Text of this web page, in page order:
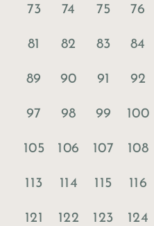
73 74 75 76
81 82 83 84
89 90 91 92
97 98 99 100
105 106 107 108
113 114 115 116
121 122 123 124